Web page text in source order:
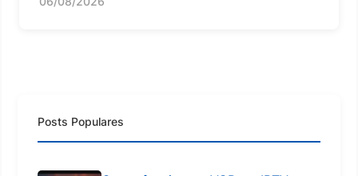
Posts Populares